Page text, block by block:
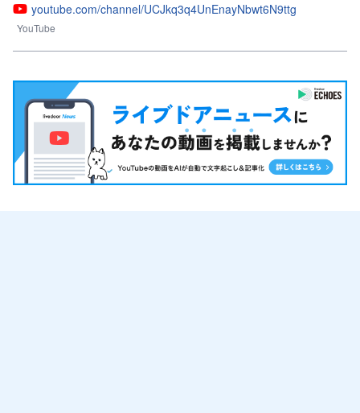
youtube.com/channel/UCJkq3q4UnEnayNbwt6N9ttg
YouTube